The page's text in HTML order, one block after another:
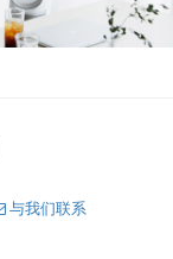
与我们联系